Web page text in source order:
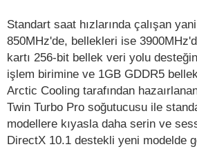
Standart saat hızlarında çalışan
850MHz'de, bellekleri ise
kartı 256-bit bellek veri yolu
işlem birimine ve 1GB GDDR5
Arctic Cooling tarafından
Twin Turbo Pro soğutucusu ile
modellere kıyasla daha serin ve
DirectX 10.1 destekli yeni modelde